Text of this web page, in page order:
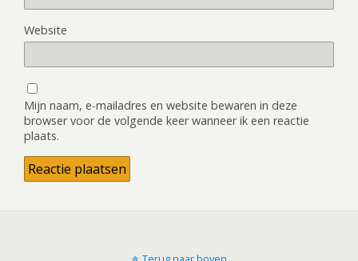
Website
Mijn naam, e-mailadres en website bewaren in deze
browser voor de volgende keer wanneer ik een reactie
plaats.